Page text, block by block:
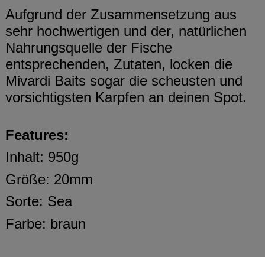
Aufgrund der Zusammensetzung aus
sehr hochwertigen und der, natürlichen
Nahrungsquelle der Fische
entsprechenden, Zutaten, locken die
Mivardi Baits sogar die scheusten und
vorsichtigsten Karpfen an deinen Spot.
Features:
Inhalt: 950g
Größe: 20mm
Sorte: Sea
Farbe: braun